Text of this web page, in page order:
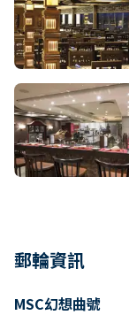
郵輪資訊
MSC幻想曲號